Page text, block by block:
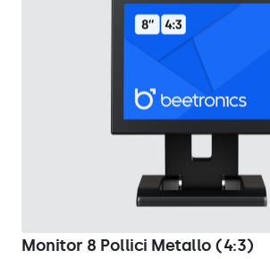
Monitor 8 Pollici Metallo (4:3)